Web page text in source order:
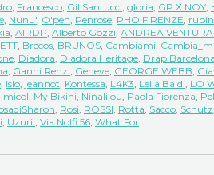
, Francesco, Gil Santucci, gloria, GP X NOY,
, Nunu', O'pen, Penrose, PHO FIRENZE,
, AIRDP, Alberto Gozzi, ANDREA
, Brecos, BRUNOS, Cambiami, Cambia_mi
, Diadora, Diadora Heritage, Drap Barcelona
, Ganni Renzi, Geneve, GEORGE WEBB,
, Islo, jeannot, Kontessa, L4K3, Lella Baldi, LO
micol, My Bikini, Ninalilou, Paola Fiorenza,
, Rosi, ROSSI, Rotta, Sacco, Schutz
, Uzurii, Via Nolfi 56, What For